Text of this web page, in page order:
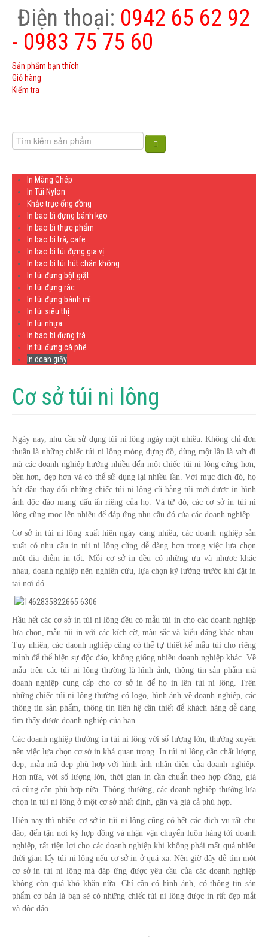
Điện thoại: 0942 65 62 92
- 0983 75 75 60
Sản phẩm bạn thích
Giỏ hàng
Kiểm tra
In Màng Ghép
In Túi Nylon
Khắc trục ống đồng
In bao bì đựng bánh kẹo
In bao bì thực phẩm
In bao bì trà, cafe
In bao bì túi đựng gia vị
In bao bì túi hút chân không
In túi đựng bột giặt
In túi đựng rác
In túi đựng bánh mì
In túi siêu thị
In túi nhựa
In bao bì đựng trà
In túi đựng cà phê
In dcan giấy
Cơ sở túi ni lông
Ngày nay, nhu cầu sử dụng túi ni lông ngày một nhiều. Không chỉ đơn
thuần là những chiếc túi ni lông mỏng đựng đồ, dùng một lần là vứt đi
mà các doanh nghiệp hướng nhiều đến một chiếc túi ni lông cứng hơn,
bền hơn, đẹp hơn và có thể sử dụng lại nhiều lần. Với mục đích đó, họ
bắt đầu thay đổi những chiếc túi ni lông cũ bằng túi mới được in hình
ảnh độc đáo mang dấu ấn riêng của họ. Và từ đó, các cơ sở in túi ni
lông cũng mọc lên nhiều để đáp ứng nhu cầu đó của các doanh nghiệp.
Cơ sở in túi ni lông xuất hiên ngày càng nhiều, các doanh nghiệp sản
xuất có nhu cầu in túi ni lông cũng dễ dàng hơn trong việc lựa chọn
một địa điểm in tốt. Mỗi cơ sở in đều có những ưu và nhược khác
nhau, doanh nghiệp nên nghiên cứu, lựa chọn kỹ lưỡng trước khi đặt in
tại nơi đó.
Hầu hết các cơ sở in túi ni lông đều có mẫu túi in cho các doanh nghiệp
lựa chọn, mẫu túi in với các kích cỡ, màu sắc và kiểu dáng khác nhau.
Tuy nhiên, các daonh nghiệp cũng có thể tự thiết kế mẫu túi cho riêng
mình để thể hiện sự độc đáo, không giống nhiều doanh nghiệp khác. Về
mẫu trên các túi ni lông thường là hình ảnh, thông tin sản phẩm mà
doanh nghiệp cung cấp cho cơ sở in để họ in lên túi ni lông. Trên
những chiếc túi ni lông thường có logo, hình ảnh về doanh nghiệp, các
thông tin sản phẩm, thông tin liên hệ cần thiết để khách hàng dễ dàng
tìm thấy được doanh nghiệp của bạn.
Các doanh nghiệp thường in túi ni lông với số lượng lớn, thường xuyên
nên việc lựa chọn cơ sở in khá quan trọng. In túi ni lông cần chất lượng
đẹp, mẫu mã đẹp phù hợp với hình ảnh nhận diện của doanh nghiệp.
Hơn nữa, với số lượng lớn, thời gian in cần chuẩn theo hợp đồng, giá
cả cũng cần phù hợp nữa. Thông thường, các doanh nghiệp thường lựa
chọn in túi ni lông ở một cơ sở nhất định, gần và giá cả phù hợp.
Hiện nay thì nhiều cơ sở in túi ni lông cũng có hết các dịch vụ rất chu
đáo, đến tận nơi ký hợp đồng và nhận vận chuyển luôn hàng tới doanh
nghiệp, rất tiện lợi cho các doanh nghiệp khi không phải mất quá nhiều
thời gian lấy túi ni lông nếu cơ sở in ở quá xa. Nên giờ đây để tìm một
cơ sở in túi ni lông mà đáp ứng được yêu cầu của các doanh nghiệp
không còn quá khó khăn nữa. Chỉ cần có hình ảnh, có thông tin sản
phẩm cơ bản là bạn sẽ có những chiếc túi ni lông được in rất đẹp mắt
và độc đáo.
Close Menu
Sản phẩm
KHẮC TRỤC ỐNG ĐỒNG
Báo giá
Tin Tức
Liên Hệ